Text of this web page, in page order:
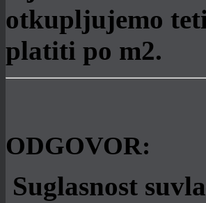
otkupljujemo
platiti po m2.
ODGOVOR:
Suglasnost